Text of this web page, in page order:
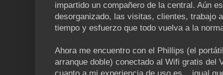
impartido un compañero de la central. Aún
desorganizado, las visitas, clientes, trabajo
tiempo y esfuerzo que todo vuelva a la
Ahora me encuentro con el Phillips (el
arranque doble) conectado al Wifi gratis del